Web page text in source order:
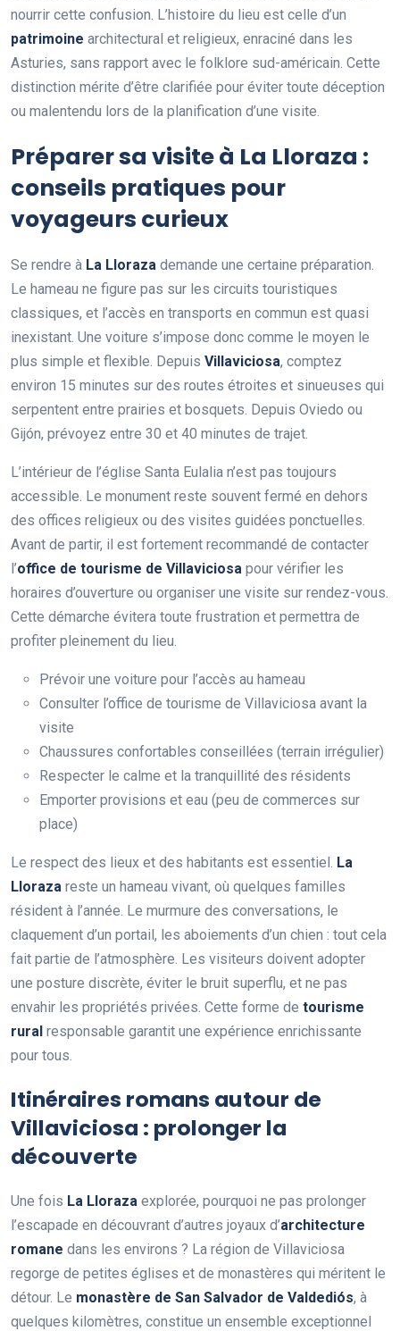
nourrir cette confusion. L’histoire du lieu est celle d’un
patrimoine architectural et religieux, enraciné dans les
Asturies, sans rapport avec le folklore sud-américain. Cette
distinction mérite d’être clarifiée pour éviter toute déception
ou malentendu lors de la planification d’une visite.
Préparer sa visite à La Lloraza :
conseils pratiques pour
voyageurs curieux
Se rendre à La Lloraza demande une certaine préparation.
Le hameau ne figure pas sur les circuits touristiques
classiques, et l’accès en transports en commun est quasi
inexistant. Une voiture s’impose donc comme le moyen le
plus simple et flexible. Depuis Villaviciosa, comptez
environ 15 minutes sur des routes étroites et sinueuses qui
serpentent entre prairies et bosquets. Depuis Oviedo ou
Gijón, prévoyez entre 30 et 40 minutes de trajet.
L’intérieur de l’église Santa Eulalia n’est pas toujours
accessible. Le monument reste souvent fermé en dehors
des offices religieux ou des visites guidées ponctuelles.
Avant de partir, il est fortement recommandé de contacter
l’office de tourisme de Villaviciosa pour vérifier les
horaires d’ouverture ou organiser une visite sur rendez-vous.
Cette démarche évitera toute frustration et permettra de
profiter pleinement du lieu.
Prévoir une voiture pour l’accès au hameau
Consulter l’office de tourisme de Villaviciosa avant la
visite
Chaussures confortables conseillées (terrain irrégulier)
Respecter le calme et la tranquillité des résidents
Emporter provisions et eau (peu de commerces sur
place)
Le respect des lieux et des habitants est essentiel. La
Lloraza reste un hameau vivant, où quelques familles
résident à l’année. Le murmure des conversations, le
claquement d’un portail, les aboiements d’un chien : tout cela
fait partie de l’atmosphère. Les visiteurs doivent adopter
une posture discrète, éviter le bruit superflu, et ne pas
envahir les propriétés privées. Cette forme de tourisme
rural responsable garantit une expérience enrichissante
pour tous.
Itinéraires romans autour de
Villaviciosa : prolonger la
découverte
Une fois La Lloraza explorée, pourquoi ne pas prolonger
l’escapade en découvrant d’autres joyaux d’architecture
romane dans les environs ? La région de Villaviciosa
regorge de petites églises et de monastères qui méritent le
détour. Le monastère de San Salvador de Valdediós, à
quelques kilomètres, constitue un ensemble exceptionnel